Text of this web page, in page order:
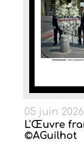
05 juin 2026
L'Œuvre
©AGuilhot